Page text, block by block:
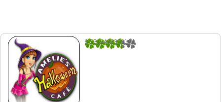
3.5616438356164